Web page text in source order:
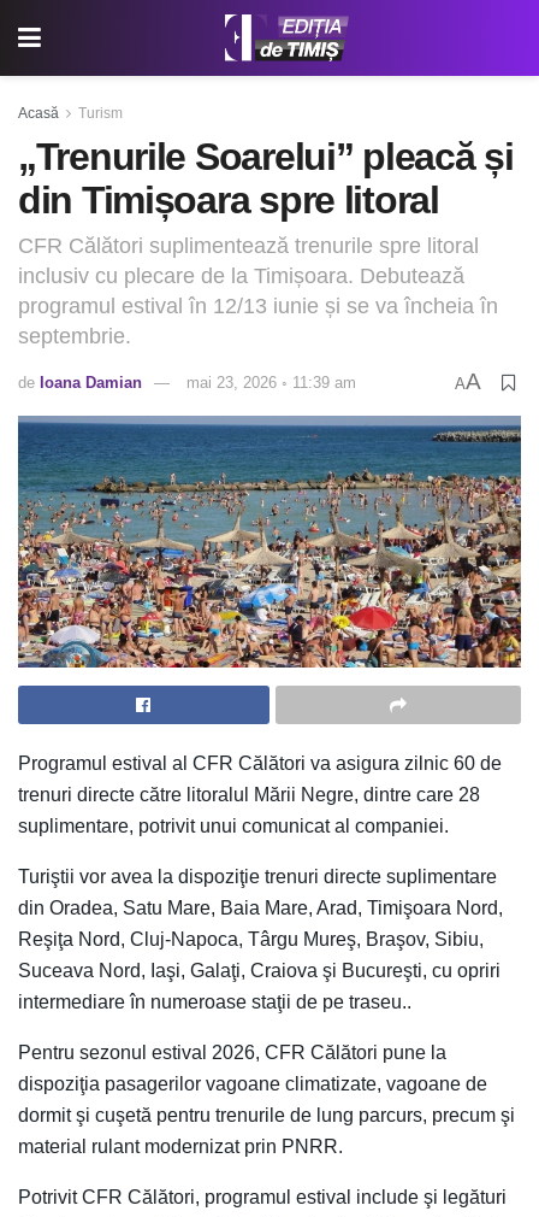
Acasă Turism
„Trenurile Soarelui” pleacă și
din Timișoara spre litoral
CFR Călători suplimentează trenurile spre litoral
inclusiv cu plecare de la Timișoara. Debutează
programul estival în 12/13 iunie și se va încheia în
septembrie.
de Ioana Damian mai 23, 2026 ◦ 11:39 am AA
Programul estival al CFR Călători va asigura zilnic 60 de
trenuri directe către litoralul Mării Negre, dintre care 28
suplimentare, potrivit unui comunicat al companiei.
Turiştii vor avea la dispoziţie trenuri directe suplimentare
din Oradea, Satu Mare, Baia Mare, Arad, Timişoara Nord,
Reşiţa Nord, Cluj-Napoca, Târgu Mureş, Braşov, Sibiu,
Suceava Nord, Iaşi, Galaţi, Craiova şi Bucureşti, cu opriri
intermediare în numeroase staţii de pe traseu..
Pentru sezonul estival 2026, CFR Călători pune la
dispoziţia pasagerilor vagoane climatizate, vagoane de
dormit şi cuşetă pentru trenurile de lung parcurs, precum şi
material rulant modernizat prin PNRR.
Potrivit CFR Călători, programul estival include şi legături